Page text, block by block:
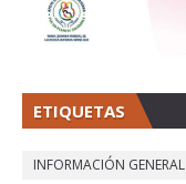
ETIQUETAS
INFORMACIÓN GENERAL